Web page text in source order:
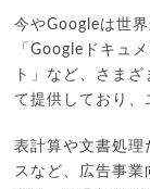
今やGoogleは世
「Googleドキュ
ト」など、さま
て提供しており、
表計算や文書処理
スなど、広告事業